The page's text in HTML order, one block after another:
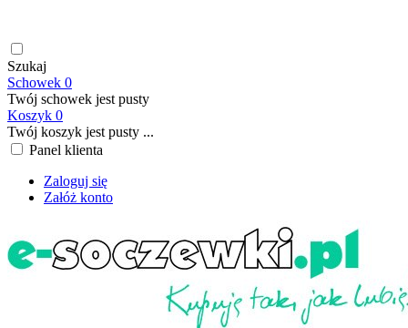
Szukaj
Schowek 0
Twój schowek jest pusty
Koszyk 0
Twój koszyk jest pusty ...
Panel klienta
Zaloguj się
Załóż konto